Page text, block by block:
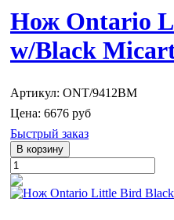
Нож Ontario
w/Black
Артикул: ONT/9412BM
Цена: 6676 руб
Быстрый заказ